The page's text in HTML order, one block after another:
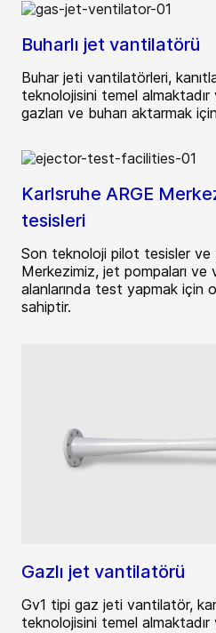
Buharlı jet vantilatörü
Buhar jeti vantilatörleri,
teknolojisini temel almaktadır
gazları ve buharı aktarmak için
Karlsruhe ARGE
tesisleri
Son teknoloji pilot tesisler ve
Merkezimiz, jet pompaları ve
alanlarında test yapmak için
sahiptir.
Gazlı jet vantilatörü
Gv1 tipi gaz jeti vantilatör,
teknolojisini temel almaktadır